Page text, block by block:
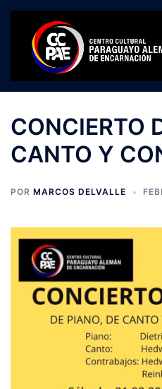
Saltar
contenido
CONCIERTO
CANTO Y
POR MARCOS DELVALLE